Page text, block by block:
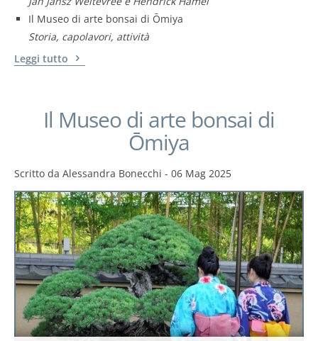
Il Museo di arte bonsai di Ōmiya
Storia, capolavori, attività
Leggi tutto
Il Museo di arte bonsai di
Ōmiya
Scritto da Alessandra Bonecchi - 06 Mag 2025